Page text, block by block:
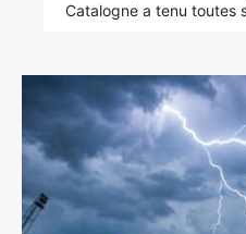
Catalogne a tenu toutes